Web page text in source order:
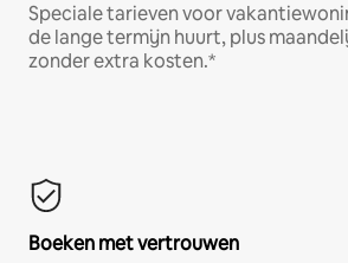
Speciale tarieven voor
de lange termijn huurt, plus
zonder extra kosten.*
Boeken met vertrouwen